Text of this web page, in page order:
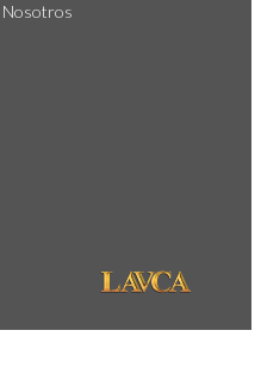
Nosotros